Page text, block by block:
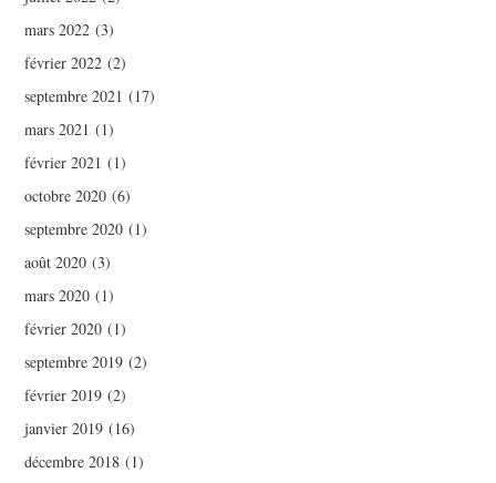
mars 2022 (3)
février 2022 (2)
septembre 2021 (17)
mars 2021 (1)
février 2021 (1)
octobre 2020 (6)
septembre 2020 (1)
août 2020 (3)
mars 2020 (1)
février 2020 (1)
septembre 2019 (2)
février 2019 (2)
janvier 2019 (16)
décembre 2018 (1)